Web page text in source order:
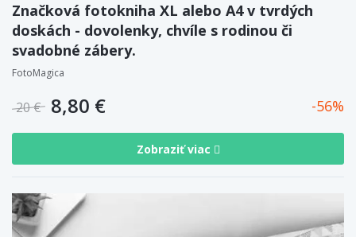
Značková fotokniha XL alebo A4 v tvrdých
doskách - dovolenky, chvíle s rodinou či
svadobné zábery.
FotoMagica
20 € 8,80 € 56
Zobraziť viac